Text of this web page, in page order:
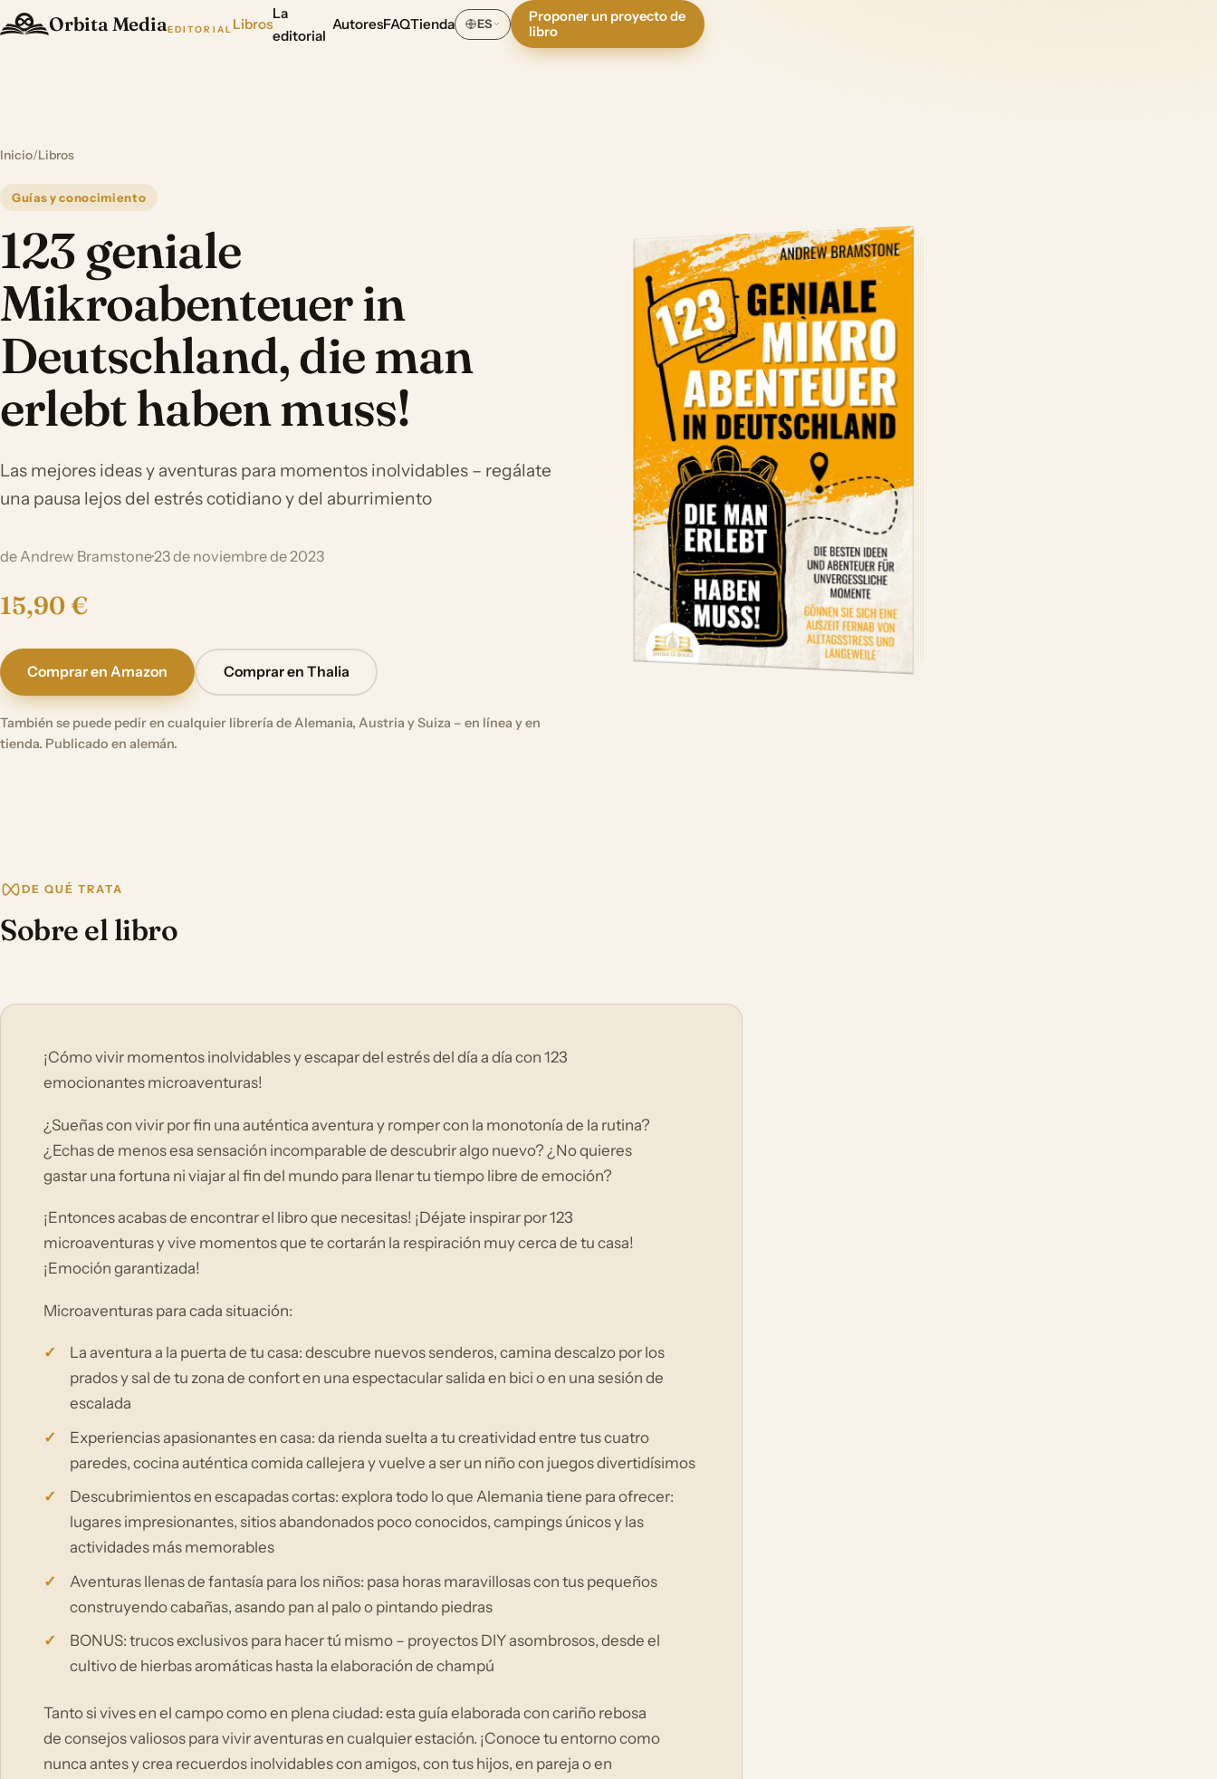
Orbita MediaEDITORIAL Libros
La
editorial
AutoresFAQTienda ES
Proponer un proyecto de
libro
Inicio/Libros
Guías y conocimiento
123 geniale
Mikroabenteuer in
Deutschland, die man
erlebt haben muss!
Las mejores ideas y aventuras para momentos inolvidables – regálate
una pausa lejos del estrés cotidiano y del aburrimiento
de Andrew Bramstone·23 de noviembre de 2023
15,90 €
Comprar en Amazon Comprar en Thalia
También se puede pedir en cualquier librería de Alemania, Austria y Suiza – en línea y en
tienda. Publicado en alemán.
DE QUÉ TRATA
Sobre el libro
¡Cómo vivir momentos inolvidables y escapar del estrés del día a día con 123
emocionantes microaventuras!
¿Sueñas con vivir por fin una auténtica aventura y romper con la monotonía de la rutina?
¿Echas de menos esa sensación incomparable de descubrir algo nuevo? ¿No quieres
gastar una fortuna ni viajar al fin del mundo para llenar tu tiempo libre de emoción?
¡Entonces acabas de encontrar el libro que necesitas! ¡Déjate inspirar por 123
microaventuras y vive momentos que te cortarán la respiración muy cerca de tu casa!
¡Emoción garantizada!
Microaventuras para cada situación:
La aventura a la puerta de tu casa: descubre nuevos senderos, camina descalzo por los
prados y sal de tu zona de confort en una espectacular salida en bici o en una sesión de
escalada
Experiencias apasionantes en casa: da rienda suelta a tu creatividad entre tus cuatro
paredes, cocina auténtica comida callejera y vuelve a ser un niño con juegos divertidísimos
Descubrimientos en escapadas cortas: explora todo lo que Alemania tiene para ofrecer:
lugares impresionantes, sitios abandonados poco conocidos, campings únicos y las
actividades más memorables
Aventuras llenas de fantasía para los niños: pasa horas maravillosas con tus pequeños
construyendo cabañas, asando pan al palo o pintando piedras
BONUS: trucos exclusivos para hacer tú mismo – proyectos DIY asombrosos, desde el
cultivo de hierbas aromáticas hasta la elaboración de champú
Tanto si vives en el campo como en plena ciudad: esta guía elaborada con cariño rebosa
de consejos valiosos para vivir aventuras en cualquier estación. ¡Conoce tu entorno como
nunca antes y crea recuerdos inolvidables con amigos, con tus hijos, en pareja o en